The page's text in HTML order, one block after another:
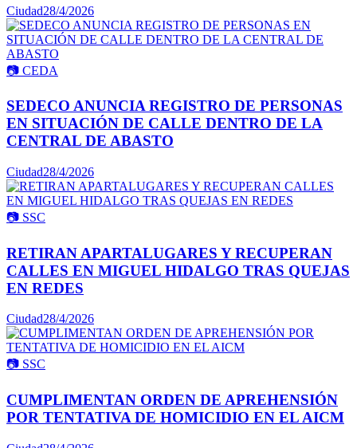
Ciudad28/4/2026
📷 CEDA
SEDECO ANUNCIA REGISTRO DE PERSONAS
EN SITUACIÓN DE CALLE DENTRO DE LA
CENTRAL DE ABASTO
Ciudad28/4/2026
📷 SSC
RETIRAN APARTALUGARES Y RECUPERAN
CALLES EN MIGUEL HIDALGO TRAS QUEJAS
EN REDES
Ciudad28/4/2026
📷 SSC
CUMPLIMENTAN ORDEN DE APREHENSIÓN
POR TENTATIVA DE HOMICIDIO EN EL AICM